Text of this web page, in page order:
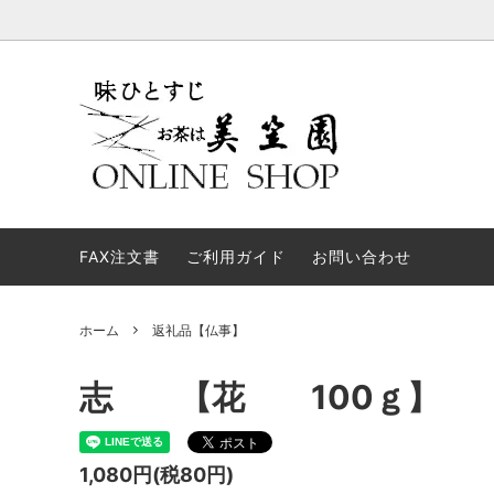
お試しセット
業務用
進物用途について
FAX注文書 ご利用ガイド お問い合わせ
ホーム 返礼品【仏事】
志 【花 100ｇ】
1,080円(税80円)